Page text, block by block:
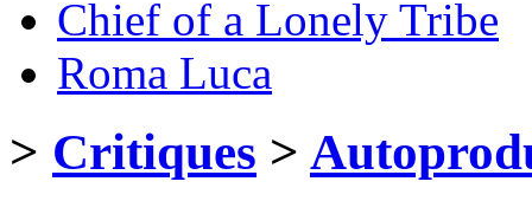
Chief of a Lonely Tribe
Roma Luca
> Critiques >